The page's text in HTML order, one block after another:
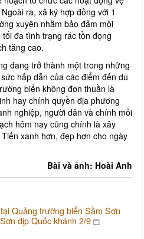
ra, xã ký hợp đồng với 1
xuyên nhằm bảo đảm môi
đa tình trạng rác tồn đọng
tăng cao.
đang trở thành một trong những
hấp dẫn của các điểm đến du
biển không đơn thuần là
hay chính quyền địa phương
nghiệp, người dân và chính mỗi
hôm nay cũng chính là xây
xanh hơn, đẹp hơn cho ngày
Bài và ảnh: Hoài Anh
Quảng trường biển Sầm Sơn
dịp Quốc khánh 2/9